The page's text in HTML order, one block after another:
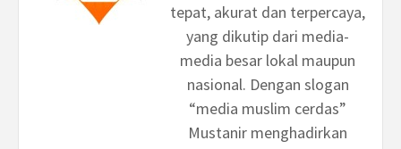
tepat, akurat dan terpercaya,
yang dikutip dari media-
media besar lokal maupun
nasional. Dengan slogan
“media muslim cerdas”
Mustanir menghadirkan